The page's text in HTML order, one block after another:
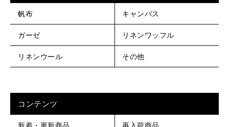
帆布 キャンバス
ガーゼ リネンワッフル
リネンウール その他
コンテンツ
新着・更新商品 再入荷商品